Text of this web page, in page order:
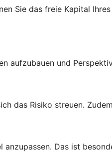
Sie das freie Kapital
aufzubauen und
das Risiko streuen.
Das ist